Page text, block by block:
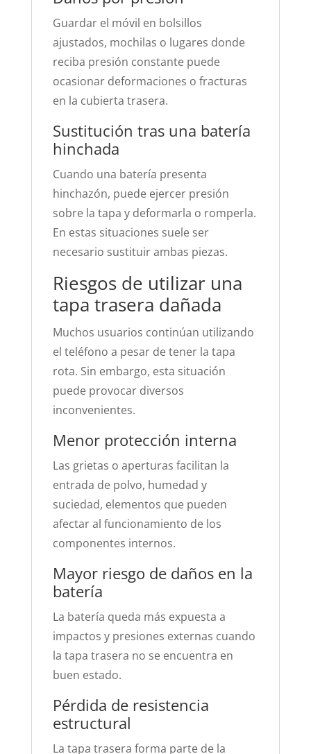
Guardar el móvil en bolsillos
ajustados, mochilas o lugares donde
reciba presión constante puede
ocasionar deformaciones o fracturas
en la cubierta trasera.
Sustitución tras una batería
hinchada
Cuando una batería presenta
hinchazón, puede ejercer presión
sobre la tapa y deformarla o romperla.
En estas situaciones suele ser
necesario sustituir ambas piezas.
Riesgos de utilizar una
tapa trasera dañada
Muchos usuarios continúan utilizando
el teléfono a pesar de tener la tapa
rota. Sin embargo, esta situación
puede provocar diversos
inconvenientes.
Menor protección interna
Las grietas o aperturas facilitan la
entrada de polvo, humedad y
suciedad, elementos que pueden
afectar al funcionamiento de los
componentes internos.
Mayor riesgo de daños en la
batería
La batería queda más expuesta a
impactos y presiones externas cuando
la tapa trasera no se encuentra en
buen estado.
Pérdida de resistencia
estructural
La tapa trasera forma parte de la